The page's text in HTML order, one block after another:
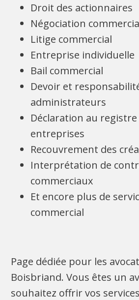
Droit des actionnaires
Négociation
Litige commercial
Entreprise individuelle
Bail commercial
Devoir et
administrateurs
Déclaration au registre
entreprises
Recouvrement des
Interprétation de
commerciaux
Et encore plus de
commercial
Page dédiée pour les
Boisbriand. Vous êtes un
souhaitez offrir vos